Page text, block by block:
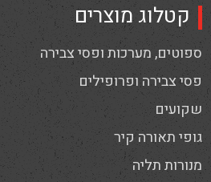
קטלוג מוצרים
ספוטים, מערכות ופסי צבירה
פסי צבירה ופרופילים
שקועים
גופי תאורה קיר
מנורות תליה